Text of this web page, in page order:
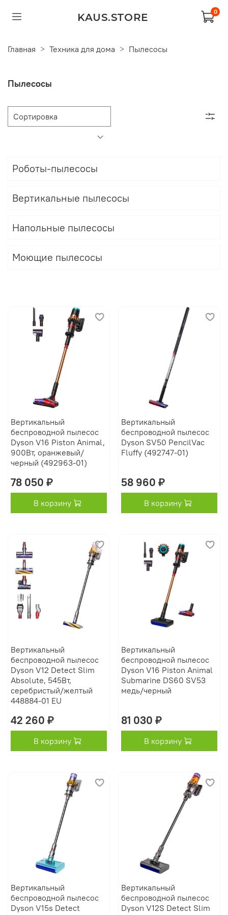
KAUS.STORE 0
Главная Техника для дома Пылесосы
Пылесосы
Роботы-пылесосы
Вертикальные пылесосы
Напольные пылесосы
Моющие пылесосы
Вертикальный
беспроводной пылесос
Dyson V16 Piston Animal,
900Вт, оранжевый/
черный (492963-01)
78 050 ₽
В корзину
Вертикальный
беспроводной пылесос
Dyson SV50 PencilVac
Fluffy (492747-01)
58 960 ₽
В корзину
Вертикальный
беспроводной пылесос
Dyson V12 Detect Slim
Absolute, 545Вт,
серебристый/желтый
448884-01 EU
42 260 ₽
В корзину
Вертикальный
беспроводной пылесос
Dyson V16 Piston Animal
Submarine DS60 SV53
медь/черный
81 030 ₽
В корзину
Вертикальный
беспроводной пылесос
Dyson V15s Detect
Вертикальный
беспроводной пылесос
Dyson V12S Detect Slim